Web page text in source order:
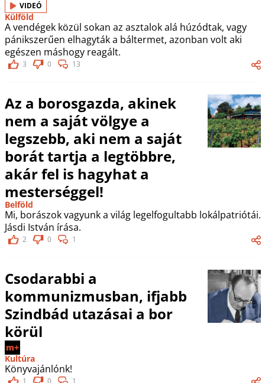
VIDEÓ
Külföld
A vendégek közül sokan az asztalok alá húzódtak, vagy
pánikszerűen elhagyták a báltermet, azonban volt aki
egészen máshogy reagált.
3 0 13
Az a borosgazda, akinek
nem a saját völgye a
legszebb, aki nem a saját
borát tartja a legtöbbre,
akár fel is hagyhat a
mesterséggel!
Belföld
Mi, borászok vagyunk a világ legelfogultabb lokálpatriótái.
Jásdi István írása.
2 0 1
Csodarabbi a
kommunizmusban, ifjabb
Szindbád utazásai a bor
körül
m+
Kultúra
Könyvajánlónk!
1 0 1